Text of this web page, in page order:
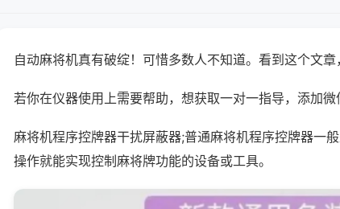
自动麻将机真有破绽！可惜多数人不知道。看到这个文章
若你在仪器使用上需要帮助，想获取一对一指导，添加微
麻将机程序控牌器干扰屏蔽器;普通麻将机程序控牌器一
操作就能实现控制麻将牌功能的设备或工具。